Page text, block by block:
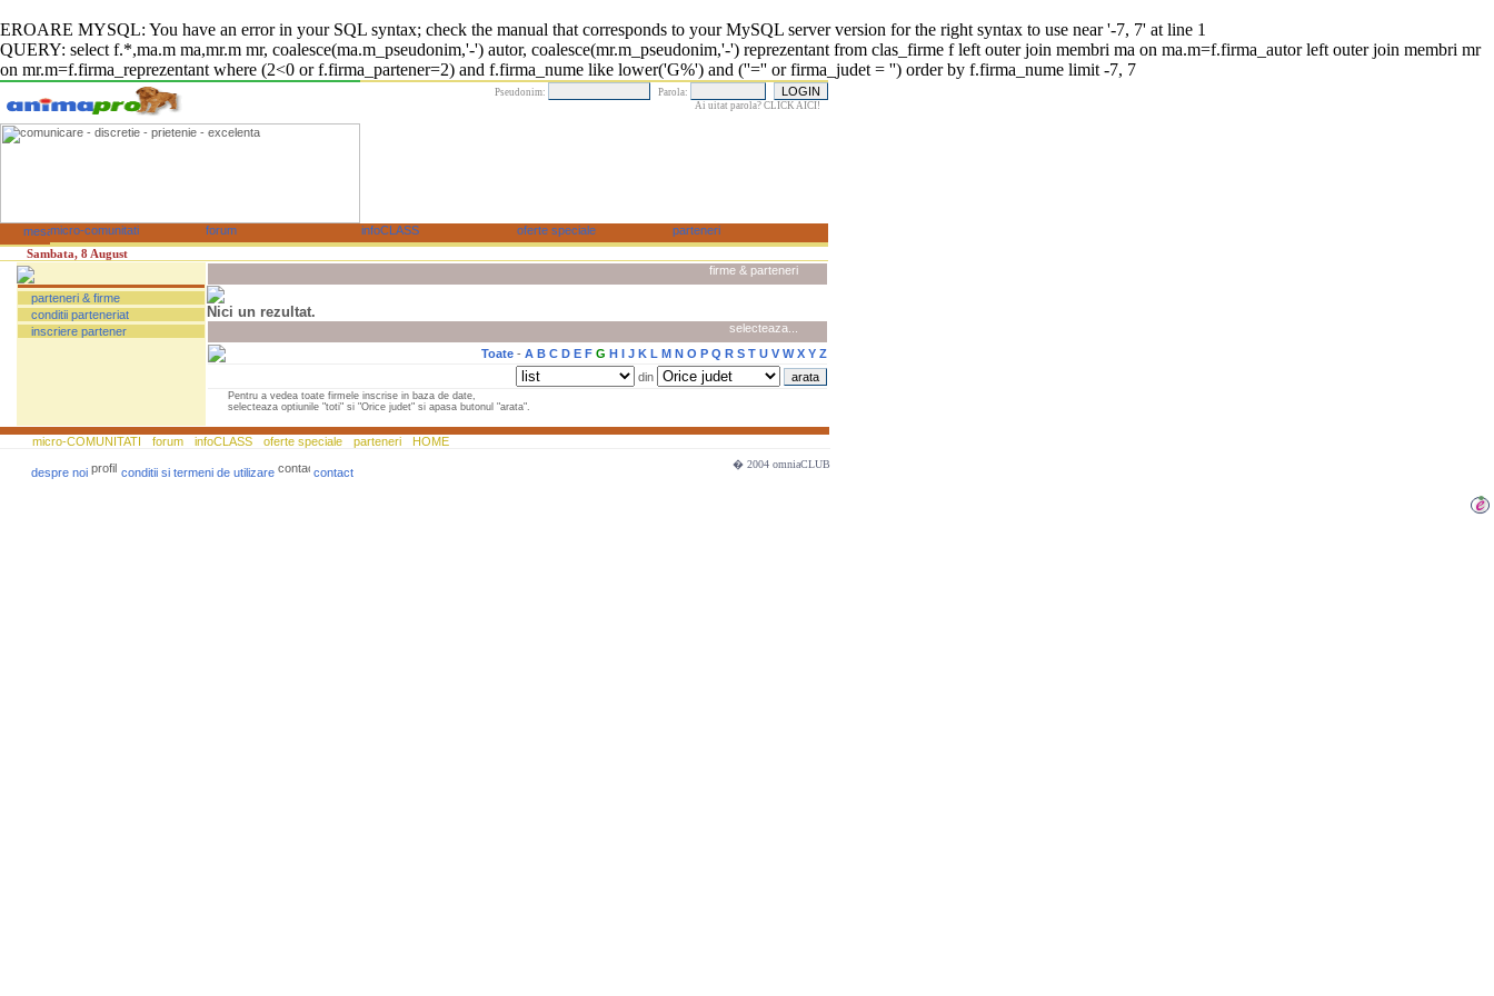
EROARE MYSQL: You have an error in your SQL syntax; check the manual that corresponds to your MySQL server version for the right syntax to use near '-7, 7' at line 1
QUERY: select f.*,ma.m ma,mr.m mr, coalesce(ma.m_pseudonim,'-') autor, coalesce(mr.m_pseudonim,'-') reprezentant from clas_firme f left outer join membri ma on ma.m=f.firma_autor left outer join membri mr
on mr.m=f.firma_reprezentant where (2<0 or f.firma_partener=2) and f.firma_nume like lower('G%') and (''='' or firma_judet = '') order by f.firma_nume limit -7, 7
Pseudonim:
Parola:
Ai uitat parola? CLICK AICI!
Sambata, 8 August
parteneri & firme
conditii parteneriat
inscriere partener
firme & parteneri
Nici un rezultat.
selecteaza...
Toate - A B C D E F G H I J K L M N O P Q R S T U V W X Y Z
din
Pentru a vedea toate firmele inscrise in baza de date,
selecteaza optiunile "toti" si "Orice judet" si apasa butonul "arata".
micro-COMUNITATI forum infoCLASS oferte speciale parteneri HOME
despre noi conditii si termeni de utilizare contact
� 2004 omniaCLUB